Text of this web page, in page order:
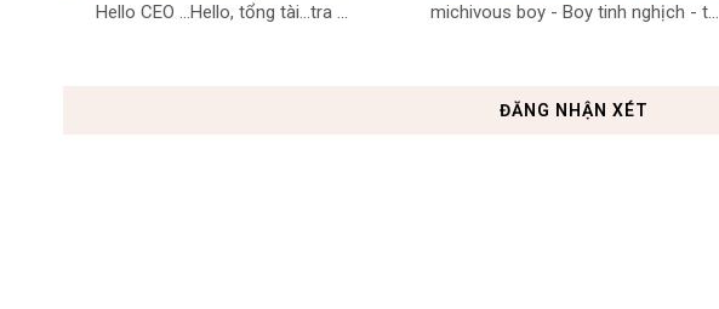
Hello CEO ...Hello, tổng tài...tra ... michivous boy - Boy tinh nghịch - t...
ĐĂNG NHẬN XÉT